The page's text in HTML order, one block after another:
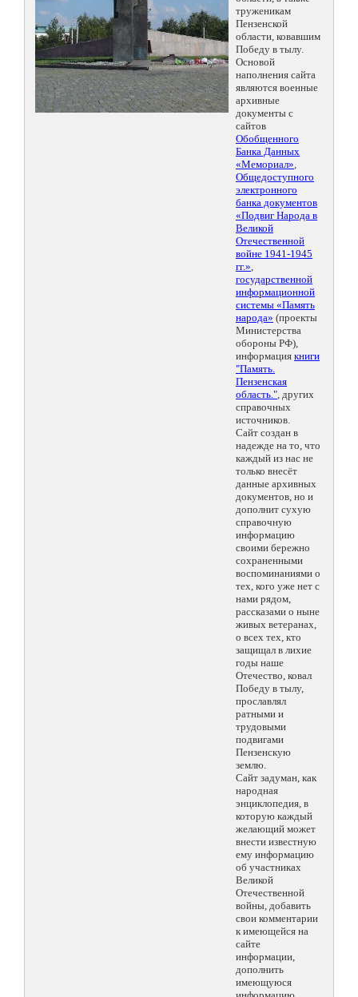
труженикам
Пензенской
области, ковавшим
Победу в тылу.
Основой
наполнения сайта
являются военные
архивные
документы с
сайтов
Обобщенного
Банка Данных
«Мемориал»,
Общедоступного
электронного
банка документов
«Подвиг Народа в
Великой
Отечественной
войне 1941-1945
гг.»,
государственной
информационной
системы «Память
народа» (проекты
Министерства
обороны РФ),
информация книги
"Память.
Пензенская
область.", других
справочных
источников.
Сайт создан в
надежде на то, что
каждый из нас не
только внесёт
данные архивных
документов, но и
дополнит сухую
справочную
информацию
своими бережно
сохраненными
воспоминаниями о
тех, кого уже нет с
нами рядом,
рассказами о ныне
живых ветеранах,
о всех тех, кто
защищал в лихие
годы наше
Отечество, ковал
Победу в тылу,
прославлял
ратными и
трудовыми
подвигами
Пензенскую
землю.
Сайт задуман, как
народная
энциклопедия, в
которую каждый
желающий может
внести известную
ему информацию
об участниках
Великой
Отечественной
войны, добавить
свои комментарии
к имеющейся на
сайте
информации,
дополнить
имеющуюся